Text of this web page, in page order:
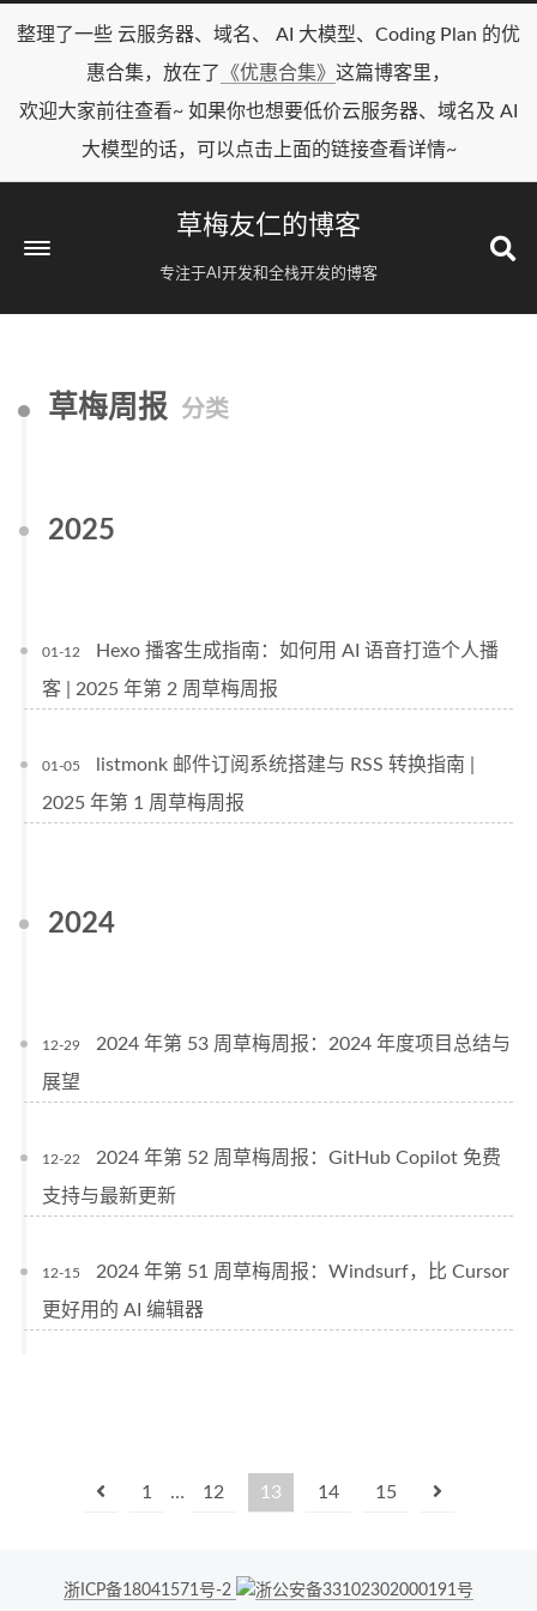
整理了一些 云服务器、域名、 AI 大模型、Coding Plan 的优
惠合集，放在了
《优惠合集》 这篇博客里，
欢迎大家前往查看~ 如果你也想要低价云服务器、域名及 AI
大模型的话，可以点击上面的链接查看详情~
草梅友仁的博客
专注于AI开发和全栈开发的博客
草梅周报 分类
2025
01-12
Hexo 播客生成指南：如何用 AI 语音打造个人播
客 | 2025 年第 2 周草梅周报
01-05
listmonk 邮件订阅系统搭建与 RSS 转换指南 |
2025 年第 1 周草梅周报
2024
12-29
2024 年第 53 周草梅周报：2024 年度项目总结与
展望
12-22
2024 年第 52 周草梅周报：GitHub Copilot 免费
支持与最新更新
12-15
2024 年第 51 周草梅周报：Windsurf，比 Cursor
更好用的 AI 编辑器
1 … 12 13 14 15
浙ICP备18041571号-2 浙公安备33102302000191号